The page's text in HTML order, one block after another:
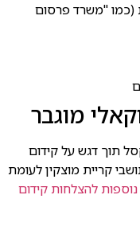
(כמו "משרד פרסום
מוגבר
תוך דגש על קידום
קצרה פי 2 פניות מתושבי קריית מוצקין לעומת
להצלחות קידום